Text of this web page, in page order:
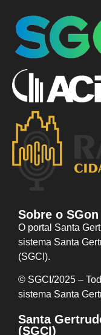
Sobre o SGon
O portal Santa
sistema Santa
(SGCI).
© SGCI/2025 –
sistema Santa
Santa
(SGCI)